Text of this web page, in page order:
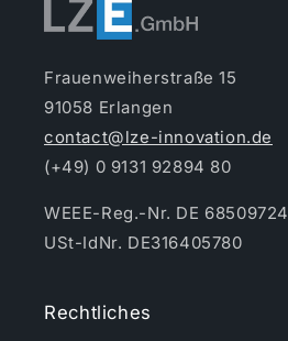
Frauenweiherstraße 15
91058 Erlangen
contact@lze-innovation.de
(+49) 0 9131 92894 80
WEEE-Reg.-Nr. DE 68509724
USt-IdNr. DE316405780
Rechtliches